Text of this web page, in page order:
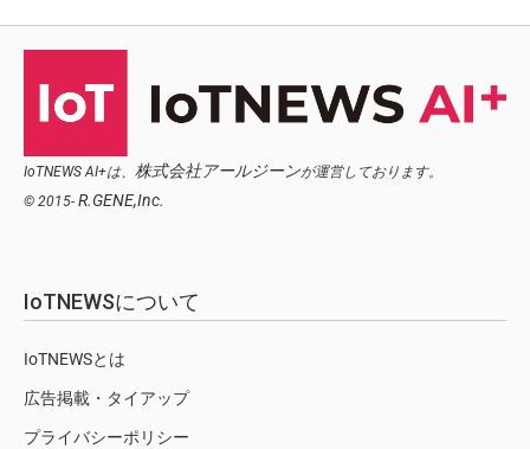
IoTNEWS AI+は、 株式会社アールジーンが運営しております。
© 2015- R.GENE,Inc.
IoTNEWSについて
IoTNEWSとは
広告掲載・タイアップ
プライバシーポリシー